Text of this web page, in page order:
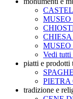
Vedi tutti
piatti e prodotti
PIETRA
tradizione e